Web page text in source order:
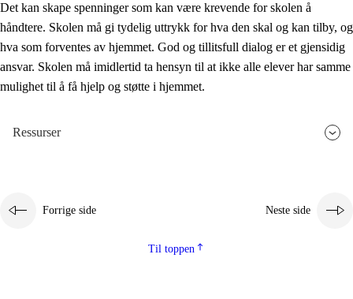
3.4 Opplæring i lærebedrift og arbeidsliv
3.5 Profesjonsfellesskap og skoleutvikling
Det kan skape spenninger som kan være krevende for skolen å
håndtere. Skolen må gi tydelig uttrykk for hva den skal og kan tilby, og
hva som forventes av hjemmet. God og tillitsfull dialog er et gjensidig
ansvar. Skolen må imidlertid ta hensyn til at ikke alle elever har samme
mulighet til å få hjelp og støtte i hjemmet.
Ressurser
Forrige side Neste side
Til toppen